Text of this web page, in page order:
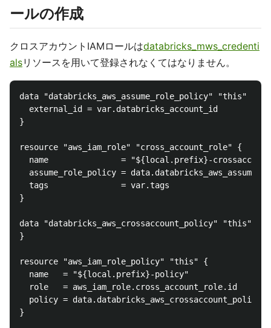
ールの作成
クロスアカウントIAMロールはdatabricks_mws_credenti
alsリソースを用いて登録されなくてはなりません。
data "databricks_aws_assume_role_policy" "this" {
  external_id = var.databricks_account_id
}
resource "aws_iam_role" "cross_account_role" {
name               = "${local.prefix}-
assume_role_policy =
  tags               = var.tags
}
data "databricks_aws_crossaccount_policy" "this" {
}
resource "aws_iam_role_policy" "this" {
  name   = "${local.prefix}-policy"
  role   = aws_iam_role.cross_account_role.id
policy =
}